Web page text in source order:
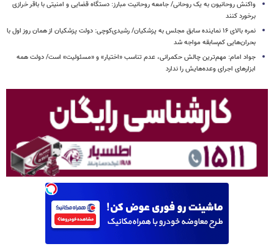
واکنش روحانیون به یک روحانی/ جامعه روحانیت مبارز: دستگاه قضایی و امنیتی با باقر خرازی
برخورد کنند
نمره بالای ۱۶ نماینده سابق مجلس به پزشکیان/ رشیدی‌کوچی: دولت پزشکیان از همان روز اول با
بحران‌هایی کم‌سابقه مواجه شد
جواد امام: مهم‌ترین چالش حکمرانی، عدم تناسب «اختیار» و «مسئولیت» است/ دولت همه
ابزارهای اجرای وعده‌هایش را ندارد